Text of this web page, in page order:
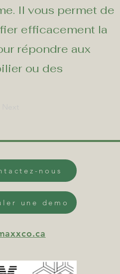
Il vous permet de
efficacement la
répondre aux
ou des
nous
une demo